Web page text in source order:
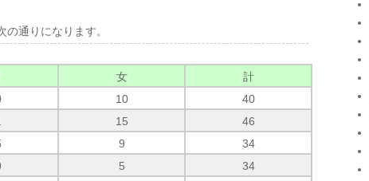
通りになります。
女
計
10
40
15
46
9
34
5
34